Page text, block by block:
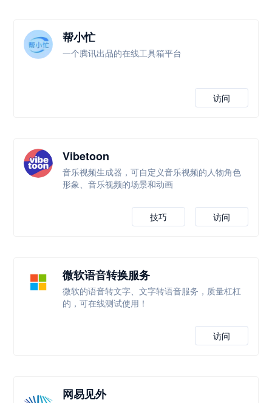
帮小忙
一个腾讯出品的在线工具箱平台
访问
Vibetoon
音乐视频生成器，可自定义音乐视频的人物角色
形象、音乐视频的场景和动画
访问
技巧
微软语音转换服务
微软的语音转文字、文字转语音服务，质量杠杠
的，可在线测试使用！
访问
网易见外